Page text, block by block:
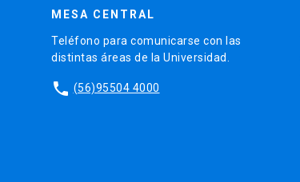
MESA CENTRAL
Teléfono para comunicarse con las
distintas áreas de la Universidad.
phone (56)95504 4000